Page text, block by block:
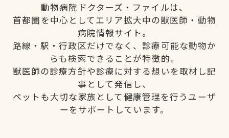
動物病院ドクターズ・ファイルは、
首都圏を中心としてエリア拡大中の獣医師・動物
病院情報サイト。
路線・駅・行政区だけでなく、診療可能な動物か
らも検索できることが特徴的。
獣医師の診療方針や診療に対する想いを取材し記
事として発信し、
ペットも大切な家族として健康管理を行うユーザ
ーをサポートしています。